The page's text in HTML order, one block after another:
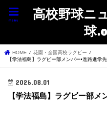
高校野球ニ
球
menu
HOME
花園・全国高校ラグビー
【学法福島】ラグビー部メンバー•進路進学先
2026.08.01
【学法福島】ラグビー部メ